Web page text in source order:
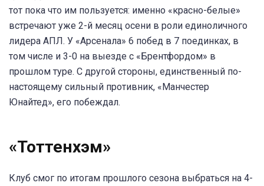
тот пока что им пользуется: именно «красно-белые»
встречают уже 2-й месяц осени в роли единоличного
лидера АПЛ. У «Арсенала» 6 побед в 7 поединках, в
том числе и 3-0 на выезде с «Брентфордом» в
прошлом туре. С другой стороны, единственный по-
настоящему сильный противник, «Манчестер
Юнайтед», его побеждал.
«Тоттенхэм»
Клуб смог по итогам прошлого сезона выбраться на 4-